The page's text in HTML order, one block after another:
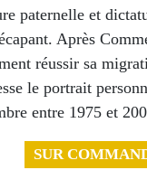
paternelle et
Après
réussir sa
le portrait
entre 1975 et
SUR